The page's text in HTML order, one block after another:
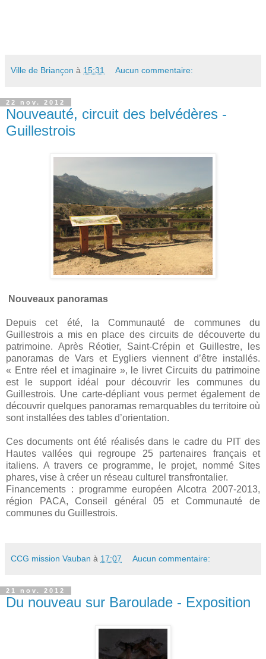
Ville de Briançon à 15:31 Aucun commentaire:
22 nov. 2012
Nouveauté, circuit des belvédères -
Guillestrois
Nouveaux panoramas
Depuis cet été, la Communauté de communes du
Guillestrois a mis en place des circuits de découverte du
patrimoine. Après Réotier, Saint-Crépin et Guillestre, les
panoramas de Vars et Eygliers viennent d’être installés.
« Entre réel et imaginaire », le livret Circuits du patrimoine
est le support idéal pour découvrir les communes du
Guillestrois. Une carte-dépliant vous permet également de
découvrir quelques panoramas remarquables du territoire où
sont installées des tables d’orientation.
Ces documents ont été réalisés dans le cadre du PIT des
Hautes vallées qui regroupe 25 partenaires français et
italiens. A travers ce programme, le projet, nommé Sites
phares, vise à créer un réseau culturel transfrontalier.
Financements : programme européen Alcotra 2007-2013,
région PACA, Conseil général 05 et Communauté de
communes du Guillestrois.
CCG mission Vauban à 17:07 Aucun commentaire:
21 nov. 2012
Du nouveau sur Baroulade - Exposition